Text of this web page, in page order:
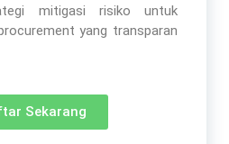
mitigasi risiko untuk
yang transparan
Sekarang